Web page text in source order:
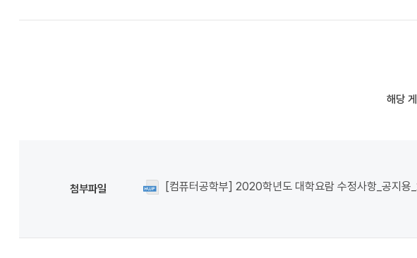
첨부파일 [컴퓨터공학부] 2020학년도 대학요람 수정사항_공지